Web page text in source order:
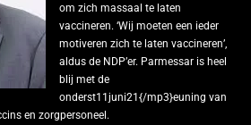
om zich massaal te laten
vaccineren. ‘Wij moeten een ieder
motiveren zich te laten vaccineren’,
aldus de NDP’er. Parmessar is heel
blij met de
onderst11juni21{/mp3}euning van
en zorgpersoneel.